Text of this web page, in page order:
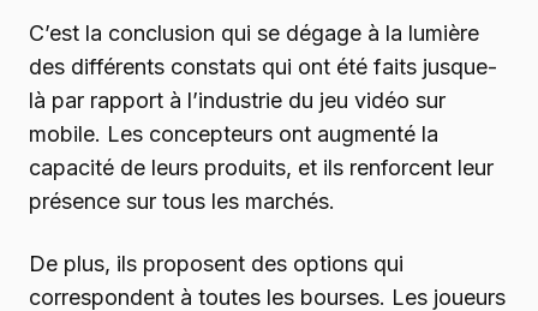
C’est la conclusion qui se dégage à la lumière
des différents constats qui ont été faits jusque-
là par rapport à l’industrie du jeu vidéo sur
mobile. Les concepteurs ont augmenté la
capacité de leurs produits, et ils renforcent leur
présence sur tous les marchés.
De plus, ils proposent des options qui
correspondent à toutes les bourses. Les joueurs